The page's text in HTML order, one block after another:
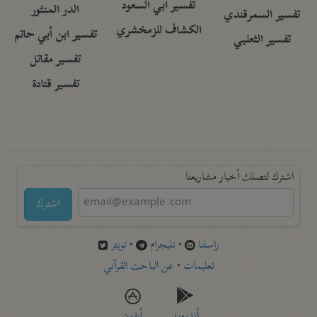
تفسير السمرقندي
تفسير الثعلبي
تفسير أبي السعود
الكشاف للزمخشري
الدر المنثور
تفسير ابن أبي حاتم
تفسير مقاتل
تفسير قتادة
اشترك لتصلك أخبار مشاريعنا
اشترك
راسلنا •تليجرام •تويتر
تعليمات •عن الباحث القرآني